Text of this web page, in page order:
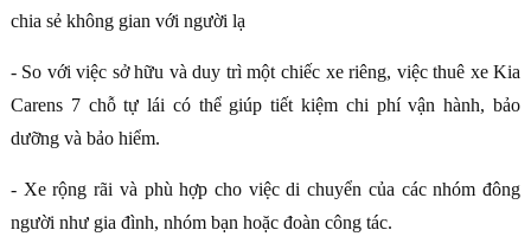
chia sẻ không gian với người lạ
- So với việc sở hữu và duy trì một chiếc xe riêng, việc thuê xe Kia
Carens 7 chỗ tự lái có thể giúp tiết kiệm chi phí vận hành, bảo
dưỡng và bảo hiểm.
- Xe rộng rãi và phù hợp cho việc di chuyển của các nhóm đông
người như gia đình, nhóm bạn hoặc đoàn công tác.